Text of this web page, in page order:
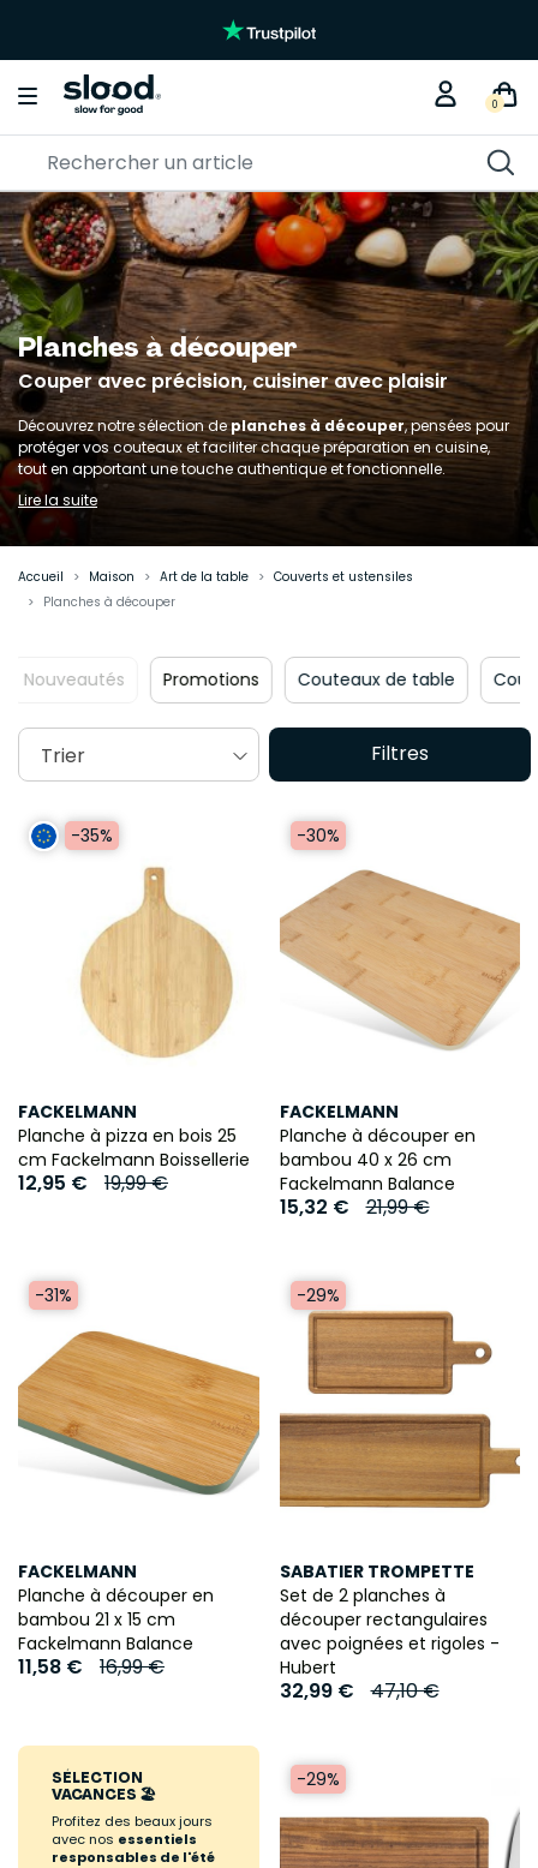
Braderie créative KITS DIY
0
Planches à découper
Couper avec précision, cuisiner avec plaisir
Découvrez notre sélection deplanches à découper, pensées pour
protéger vos couteaux et faciliter chaque préparation en cuisine,
tout en apportant une touche authentique et fonctionnelle.
Lire la suite
Accueil Maison Art de la table
Couverts et ustensiles
Planches à découper
Couteaux de table Couteaux de cuisine
Filtres
Trier
-35%
FACKELMANN
Planche à pizza en bois 25
cm Fackelmann Boissellerie
12,95 € 19,99 €
-30%
FACKELMANN
Planche à découper en
bambou 40 x 26 cm
Fackelmann Balance
15,32 € 21,99 €
-31%
FACKELMANN
Planche à découper en
bambou 21 x 15 cm
Fackelmann Balance
11,58 € 16,99 €
-29%
SABATIER TROMPETTE
Set de 2 planches à
découper rectangulaires
avec poignées et rigoles -
Hubert
32,99 € 47,10 €
SÉLECTION
VACANCES 🏖️
Profitez des beaux jours
avec nos essentiels
responsables de l'été
-29%